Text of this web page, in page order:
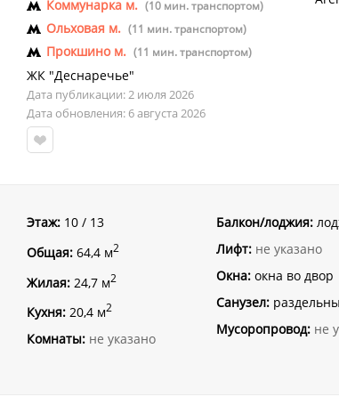
Коммунарка м. (10 мин. транспортом)
Ольховая м. (11 мин. транспортом)
Прокшино м. (11 мин. транспортом)
ЖК "Деснаречье"
Дата публикации: 2 июля 2026
Дата обновления: 6 августа 2026
Этаж: 10 / 13
Общая: 64,4 м2
Жилая: 24,7 м2
Кухня: 20,4 м2
Комнаты: не указано
Балкон/лоджия:
Лифт: не указано
Окна: окна во двор
Санузел:
Мусоропровод: не